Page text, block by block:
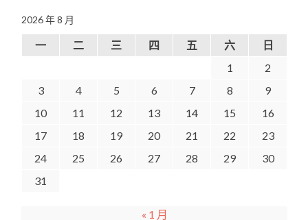
2026 年 8 月
一 二 三 四 五 六
日
1
2
3
4 5 6 7 8
9
10
11 12 13 14 15
16
17
18 19 20 21 22
23
24
25 26 27 28 29
30
31
« 1 月